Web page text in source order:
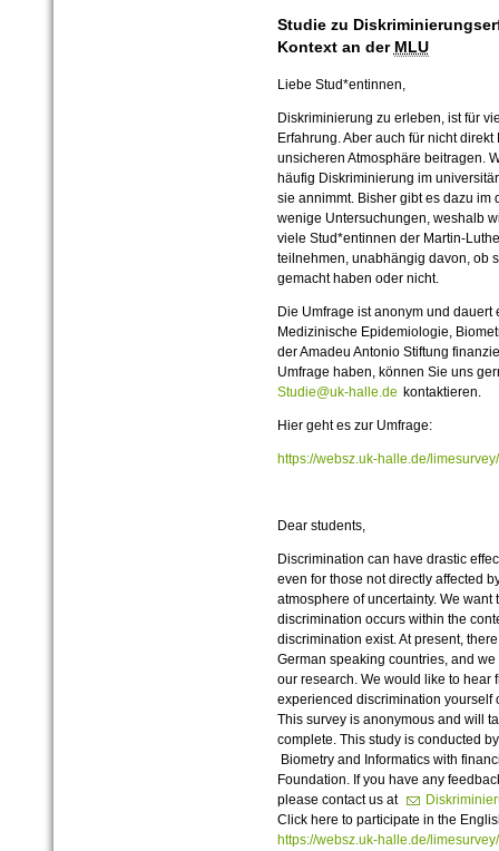
Studie zu
Kontext an der MLU
Liebe Stud*entinnen,
Diskriminierung zu erleben, ist für
Erfahrung. Aber auch für nicht
unsicheren Atmosphäre beitragen.
häufig Diskriminierung im
sie annimmt. Bisher gibt es dazu
wenige Untersuchungen, weshalb
viele Stud*entinnen der Martin-
teilnehmen, unabhängig davon, ob
gemacht haben oder nicht.
Die Umfrage ist anonym und
Medizinische Epidemiologie,
der Amadeu Antonio Stiftung
Umfrage haben, können Sie uns
Studie@uk-halle.de kontaktieren.
Hier geht es zur Umfrage:
https://websz.uk-halle.de/
Dear students,
Discrimination can have drastic
even for those not directly affected
atmosphere of uncertainty. We
discrimination occurs within the
discrimination exist. At present,
German speaking countries, and
our research. We would like to hear
experienced discrimination yourself
This survey is anonymous and will
complete. This study is conducted
Biometry and Informatics with
Foundation. If you have any
please contact us at
Click here to participate in the
https://websz.uk-halle.de/